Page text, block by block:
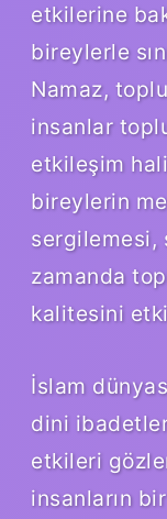
etkilerine
bireylerle
Namaz,
insanlar
etkileşim
bireylerin
sergilemesi,
zamanda
kalitesini
İslam
dini
etkileri
insanların